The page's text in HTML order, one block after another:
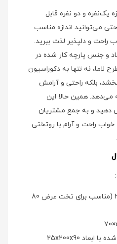
یک‌نفره و دو نفره قابل
می‌توانید اندازه مناسب
راحت و دلپذیر لذت ببرید.
و جنس پارچه کار شده در
لاما، نه تنها به دکوراسیون
بلکه راحتی و آرامش
می‌دهد. همین حالا این
دهید و به جمع مشتریان
راحت و آرام با روتختی
1 عدد لحاف با ابعاد 150×220 (مناسب برای تخت عرض 80